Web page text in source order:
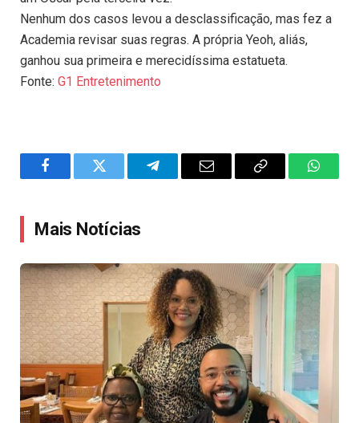
Nenhum dos casos levou a desclassificação, mas fez a
Academia revisar suas regras. A própria Yeoh, aliás,
ganhou sua primeira e merecidíssima estatueta.
Fonte: G1 Entretenimento
FacebookTwitter TelegramEmail
Copy
Mais Notícias